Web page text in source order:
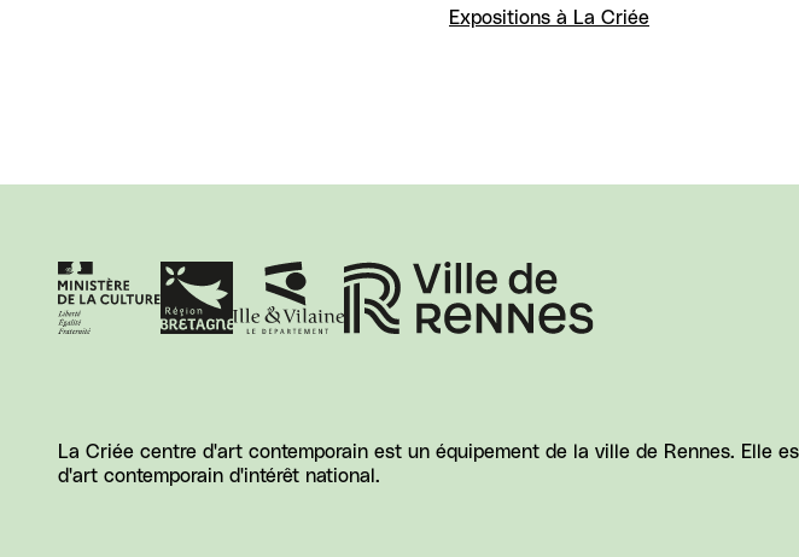
Expositions à La Criée
La Criée centre d'art contemporain est un équipement de la ville de Rennes. Elle
d'art contemporain d'intérêt national.